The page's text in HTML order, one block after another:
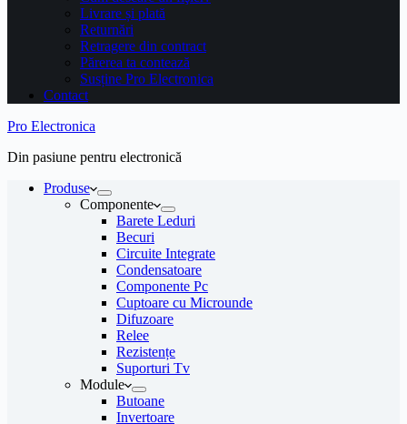
Livrare și plată
Returnări
Retragere din contract
Părerea ta contează
Susține Pro Electronica
Contact
Pro Electronica
Din pasiune pentru electronică
Produse
Componente
Barete Leduri
Becuri
Circuite Integrate
Condensatoare
Componente Pc
Cuptoare cu Microunde
Difuzoare
Relee
Rezistențe
Suporturi Tv
Module
Butoane
Invertoare